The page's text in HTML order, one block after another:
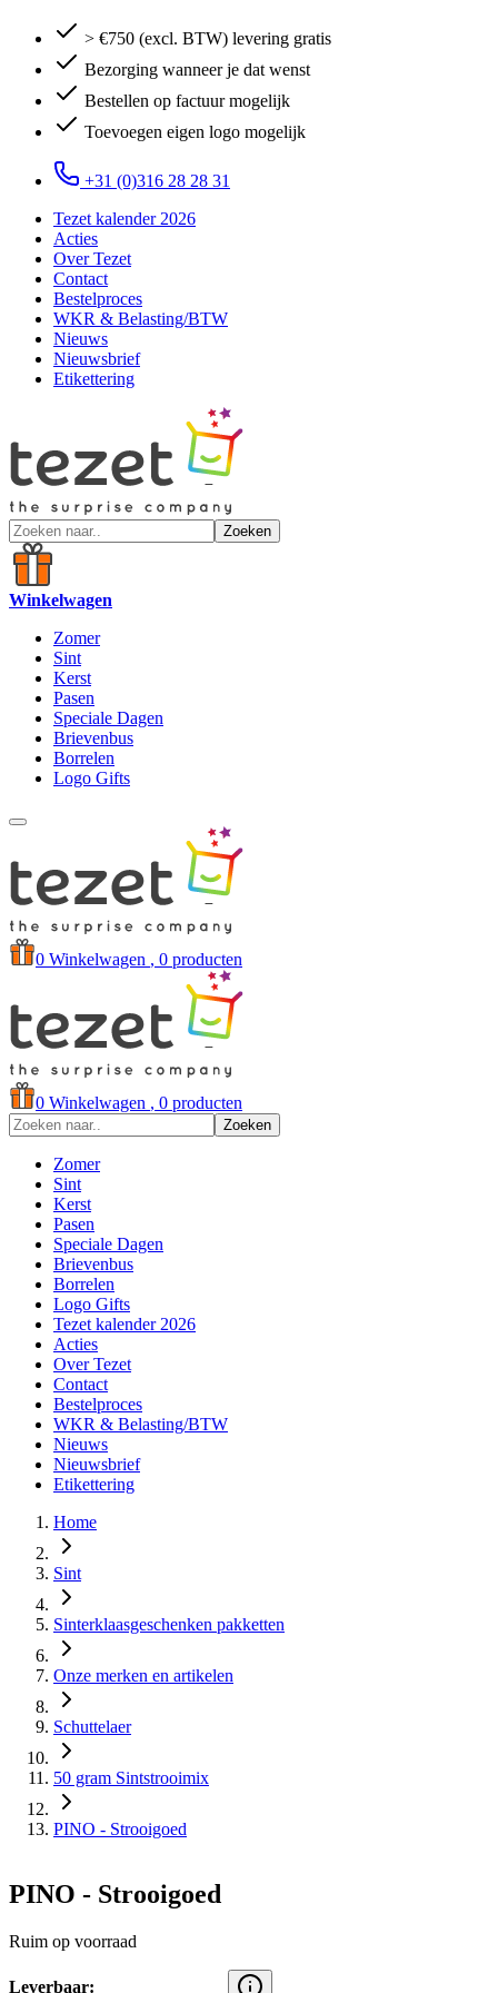
> €750 (excl. BTW) levering gratis
Bezorging wanneer je dat wenst
Bestellen op factuur mogelijk
Toevoegen eigen logo mogelijk
+31 (0)316 28 28 31
Tezet kalender 2026
Acties
Over Tezet
Contact
Bestelproces
WKR & Belasting/BTW
Nieuws
Nieuwsbrief
Etikettering
Zoeken
Winkelwagen
Zomer
Sint
Kerst
Pasen
Speciale Dagen
Brievenbus
Borrelen
Logo Gifts
0 Winkelwagen , 0 producten
0 Winkelwagen , 0 producten
Zoeken
Zomer
Sint
Kerst
Pasen
Speciale Dagen
Brievenbus
Borrelen
Logo Gifts
Tezet kalender 2026
Acties
Over Tezet
Contact
Bestelproces
WKR & Belasting/BTW
Nieuws
Nieuwsbrief
Etikettering
Home
Sint
Sinterklaasgeschenken pakketten
Onze merken en artikelen
Schuttelaer
50 gram Sintstrooimix
PINO - Strooigoed
PINO - Strooigoed
Ruim op voorraad
Leverbaar: